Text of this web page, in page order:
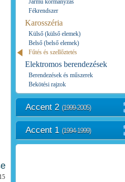
Jármű kormányzás
Fékrendszer
Karosszéria
Külső (külső elemek)
Belső (belső elemek)
Fűtés és szellőztetés
Elektromos berendezések
Berendezések és műszerek
Bekötési rajzok
Accent 2 (1999-2005)
Accent 1 (1994-1999)